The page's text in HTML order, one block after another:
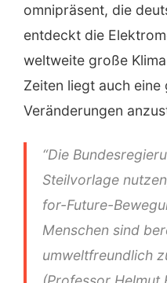
omnipräsent, die
entdeckt die
weltweite große
Zeiten liegt auch eine
Veränderungen
“Die
Steilvorlage
for-Future-
Menschen sind
umweltfreundlich